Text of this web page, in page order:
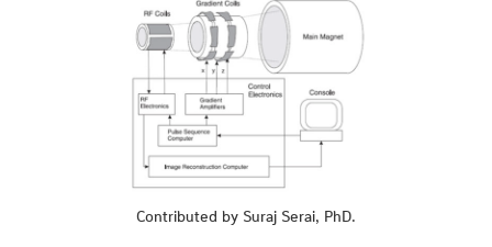
Contributed by Suraj Serai, PhD.